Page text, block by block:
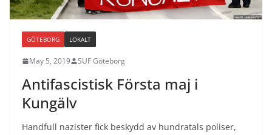
GÖTEBORG LOKALT
May 5, 2019 SUF Göteborg
Antifascistisk Första maj i
Kungälv
Handfull nazister fick beskydd av hundratals poliser,